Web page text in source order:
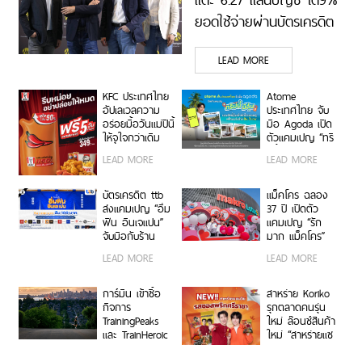
ยอดใช้จ่ายผ่านบัตรเครดิต
4.2 แสนล้านบาท โต 6%
และยอดสินเชื่อใหม่ 9.8 หมื่น
ล้านบาท เร่งขยายสินเชื่อ-
นายหน้าประกันภัย เจาะกลุ่ม
Wealth และยกระดับบัตร
เครดิตลูกค้าองค์กร
LEAD MORE
KFC ประเทศไทย
อัปเลเวลความ
อร่อยมื้อวันแม่ปีนี้
ให้จุใจกว่าเดิม
จัมโบ้” ปริมาณ
เพียงซื้อชุดบัก
เก็ตที่ร่วมรายการ
ราคา 349 บาท
ขึ้นไป ตั้งแต่ 8 –
ร้าน KFC ทั่ว
LEAD MORE
Atome
ประเทศไทย จับ
มือ Agoda เปิด
ตัวแคมเปญ “ทริ
สิทธิ์ลุ้นเข้าพัก
ผ่อน 0% ได้ 3
งวด**
LEAD MORE
บัตรเครดิต ttb
ส่งแคมเปญ “อิ่ม
ฟิน อินเจแปน”
จับมือกับร้าน
ดังกว่า 40 ร้าน
LEAD MORE
แม็คโคร ฉลอง
37 ปี เปิดตัว
แคมเปญ “รัก
มาก แม็คโคร”
ลูกค้าและผู้
ร่วมเติบโตเคียง
ข้างกันมา
LEAD MORE
การ์มิน เข้าซื้อ
กิจการ
TrainingPeaks
และ TrainHeroic
สาหร่าย Koriko
รุกตลาดคนรุ่น
ใหม่ ล๊อนช์สินค้า
ใหม่ “สาหร่ายแซ